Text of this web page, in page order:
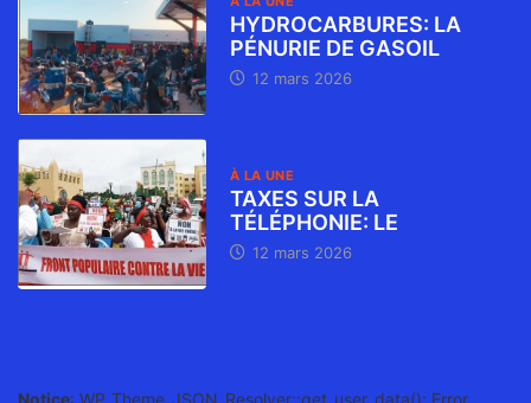
HYDROCARBURES: LA
PÉNURIE DE GASOIL
12 mars 2026
À LA UNE
TAXES SUR LA
TÉLÉPHONIE: LE
12 mars 2026
Notice: WP_Theme_JSON_Resolver::get_user_data(): Error